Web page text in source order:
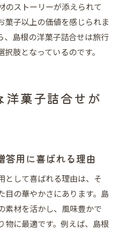
のストーリーが添えられて
菓子以上の価値を感じられま
、島根の洋菓子詰合せは旅行
肢となっているのです。
洋菓子詰合せが
答用に喜ばれる理由
として喜ばれる理由は、そ
目の華やかさにあります。島
素材を活かし、風味豊かで
物に最適です。例えば、島根